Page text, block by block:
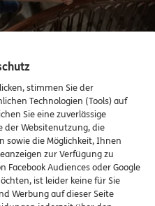
Versicherungen bei ERGO,
und der DKV.
melden
telefonisch
klug versichert. Denn dann
kleiner und großer
stimmen Sie der
Technologien (Tools) auf
Sie eine zuverlässige
der Websitenutzung, die
sowie die Möglichkeit, Ihnen
zur Verfügung zu
Facebook Audiences oder Google
ist leider keine für Sie
Werbung auf dieser Seite